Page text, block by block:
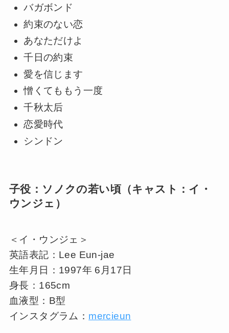
バガボンド
約束のない恋
あなただけよ
千日の約束
愛を信じます
憎くてももう一度
千秋太后
恋愛時代
シンドン
子役：ソノクの若い頃（キャスト：イ・
ウンジェ）
＜イ・ウンジェ＞
英語表記：Lee Eun-jae
生年月日：1997年 6月17日
身長：165cm
血液型：B型
インスタグラム： mercieun